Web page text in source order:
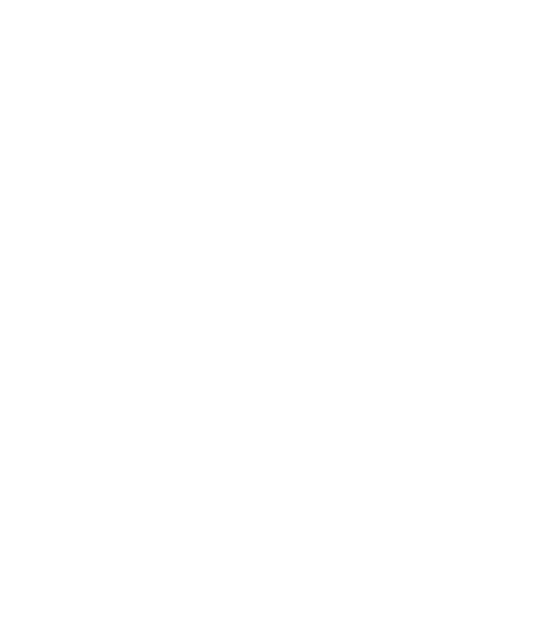
para Pet
Campinas
Veterinários
para Cachorro
de Cães
para Cães